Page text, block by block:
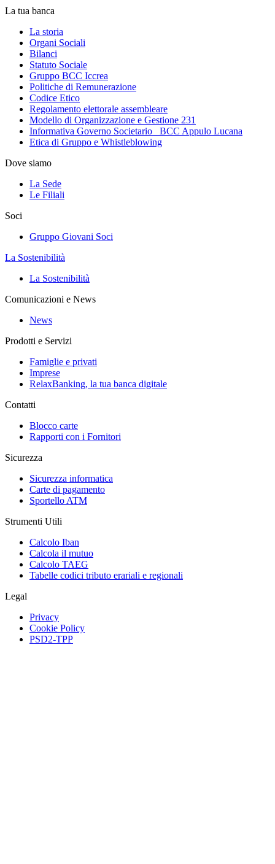
La tua banca
La storia
Organi Sociali
Bilanci
Statuto Sociale
Gruppo BCC Iccrea
Politiche di Remunerazione
Codice Etico
Regolamento elettorale assembleare
Modello di Organizzazione e Gestione 231
Informativa Governo Societario _BCC Appulo Lucana
Etica di Gruppo e Whistleblowing
Dove siamo
La Sede
Le Filiali
Soci
Gruppo Giovani Soci
La Sostenibilità
La Sostenibilità
Comunicazioni e News
News
Prodotti e Servizi
Famiglie e privati
Imprese
RelaxBanking, la tua banca digitale
Contatti
Blocco carte
Rapporti con i Fornitori
Sicurezza
Sicurezza informatica
Carte di pagamento
Sportello ATM
Strumenti Utili
Calcolo Iban
Calcola il mutuo
Calcolo TAEG
Tabelle codici tributo erariali e regionali
Legal
Privacy
Cookie Policy
PSD2-TPP